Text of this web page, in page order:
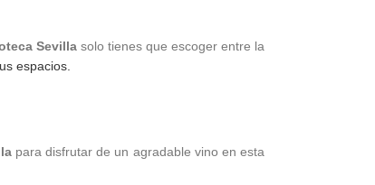
Sevillasolo tienes que escoger entre la
espacios.
para disfrutar de un agradable vino en esta